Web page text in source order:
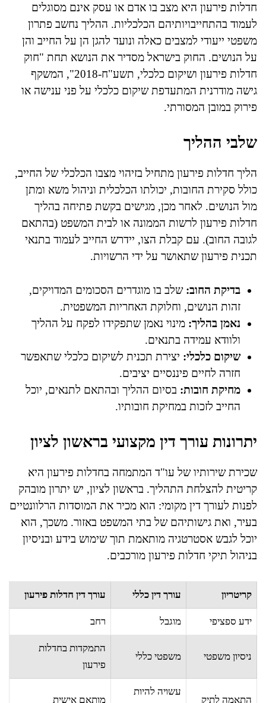
חדלות פירעון היא מצב בו אדם או עסק אינם מסוגלים
לעמוד בהתחייבויותיהם הכלכליות. ההליך נחשב פתרון
משפטי ייעודי למצבים כאלה ונועד להגן הן על החייב והן
על הנושים. החוק בישראל מסדיר את הנושא תחת "חוק
חדלות פירעון ושיקום כלכלי, תשע"ח-2018", המשקף
גישה מודרנית המתעדפת שיקום כלכלי על פני ענישה או
פירוק במובן המסורתי.
שלבי ההליך
הליך חדלות פירעון מתחיל בזיהוי מצבו הכלכלי של החייב,
כולל סקירת החובות, יכולתו הכלכלית וניהול משא ומתן
מול הנושים. לאחר מכן, מגישים בקשת פתיחה בהליך
חדלות פירעון לרשות הממונה או לבית המשפט (בהתאם
לגובה החוב). עם קבלת הצו, יידרש החייב לעמוד בתנאי
תכנית פירעון שתאושר על ידי הרשויות.
בדיקת החוב: שלב בו מוגדרים הסכומים המדויקים,
זהות הנושים, וחלוקת האחריות המשפטית.
נאמן בהליך: מינוי נאמן שתפקידו לפקח על ההליך
ולוודא עמידה בתנאים.
שיקום כלכלי: יצירת תכנית לשיקום כלכלי שתאפשר
חזרה לחיים פיננסיים יציבים.
מחיקת חובות: בסיום ההליך ובהתאם לתנאים, יוכל
החייב לזכות במחיקת חובותיו.
יתרונות עורך דין מקצועי בראשון לציון
שכירת שירותיו של עו"ד המתמחה בחדלות פירעון היא
קריטית להצלחת התהליך. בראשון לציון, יש יתרון מובהק
לפנות לעורך דין מקומי: הוא מכיר את המוסדות הרלוונטיים
בעיר, ואת גישותיהם של בתי המשפט באזור. משכך, הוא
יוכל לגבש אסטרטגיה מותאמת תוך שימוש בידע ובניסיון
בניהול תיקי חדלות פירעון מורכבים.
קריטריון עורך דין כללי עורך דין חדלות פירעון
ידע ספציפי מוגבל רחב
ניסיון משפטי משפטי כללי
התמקדות בחדלות
פירעון
התאמה לתיק
עשויה להיות
מותאם אישית